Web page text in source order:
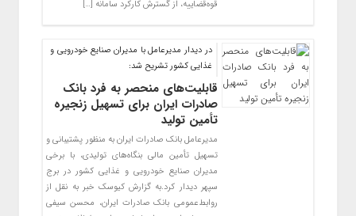
قوه‌قضاییه، از گسترش کارکرد سامانه […]
در دیدار مدیرعامل با مدیران صنایع خودرویی و
غذایی کشور تشریح شد:
قابلیت‌های منحصر به فرد بانک
صادرات ایران برای تسهیل زنجیره
تأمین تولید
​مدیرعامل بانک صادرات ایران به منظور پشتیبانی و
تسهیل تأمین مالی بنگاه‌های تولیدی، با برخی
مدیران صنایع خودرویی و غذایی کشور در برج
سپهر دیدار کرد.به گزارش کیوسک خبر به نقل از
روابط‌عمومی بانک صادرات ایران، محسن سیفی